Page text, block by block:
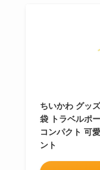
ちいかわ グッ
袋 トラベルポ
コンパクト 可
ント